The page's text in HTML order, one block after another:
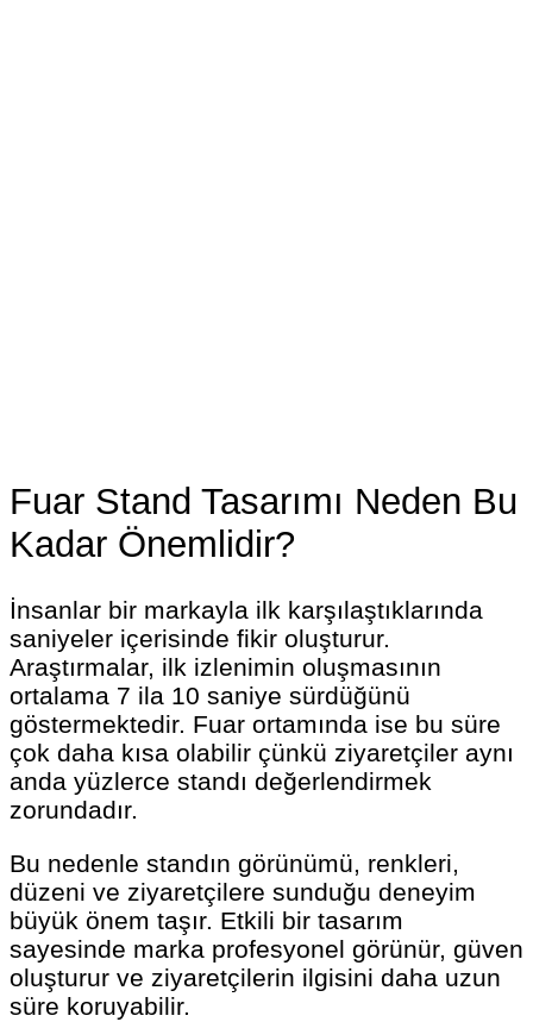
Fuar Stand Tasarımı Neden Bu
Kadar Önemlidir?
İnsanlar bir markayla ilk karşılaştıklarında
saniyeler içerisinde fikir oluşturur.
Araştırmalar, ilk izlenimin oluşmasının
ortalama 7 ila 10 saniye sürdüğünü
göstermektedir. Fuar ortamında ise bu süre
çok daha kısa olabilir çünkü ziyaretçiler aynı
anda yüzlerce standı değerlendirmek
zorundadır.
Bu nedenle standın görünümü, renkleri,
düzeni ve ziyaretçilere sunduğu deneyim
büyük önem taşır. Etkili bir tasarım
sayesinde marka profesyonel görünür, güven
oluşturur ve ziyaretçilerin ilgisini daha uzun
süre koruyabilir.